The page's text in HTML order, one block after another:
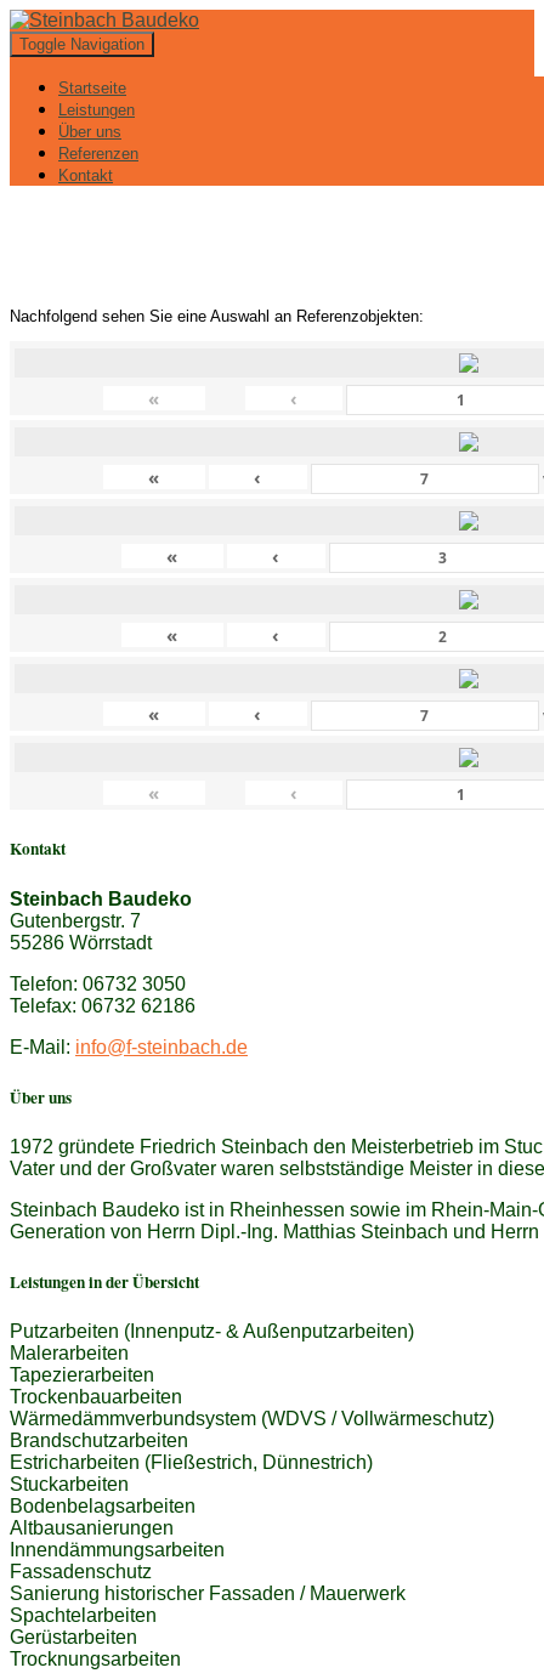
Toggle Navigation
Startseite
Leistungen
Über uns
Referenzen
Kontakt
Nachfolgend sehen Sie eine Auswahl an Referenzobjekten:
« ‹
« ‹
« ‹
« ‹
« ‹
« ‹
Kontakt
Steinbach Baudeko
Gutenbergstr. 7
55286 Wörrstadt
Telefon: 06732 3050
Telefax: 06732 62186
E-Mail: info@f-steinbach.de
Über uns
1972 gründete Friedrich Steinbach den Meisterbetrieb im
Vater und der Großvater waren selbstständige Meister in
Steinbach Baudeko ist in Rheinhessen sowie im Rhein-
Generation von Herrn Dipl.-Ing. Matthias Steinbach und
Leistungen in der Übersicht
Putzarbeiten (Innenputz- & Außenputzarbeiten)
Malerarbeiten
Tapezierarbeiten
Trockenbauarbeiten
Wärmedämmverbundsystem (WDVS / Vollwärmeschutz)
Brandschutzarbeiten
Estricharbeiten (Fließestrich, Dünnestrich)
Stuckarbeiten
Bodenbelagsarbeiten
Altbausanierungen
Innendämmungsarbeiten
Fassadenschutz
Sanierung historischer Fassaden / Mauerwerk
Spachtelarbeiten
Gerüstarbeiten
Trocknungsarbeiten